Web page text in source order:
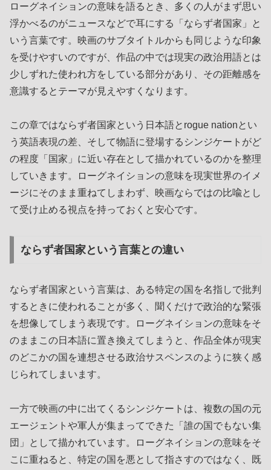
ローグネイションの意味を語るとき、多くの人がまず思い
浮かべるのがニュースなどで耳にする「ならず者国家」と
いう言葉です。映画のサブタイトルからも同じような印象
を受けやすいのですが、作品の中では現実の政治用語とは
少しずれた使われ方をしている部分があり、その距離感を
意識するとテーマが見えやすくなります。
この章ではならず者国家という日本語とrogue nationとい
う英語表現の差、そして物語に登場するシンジケートがど
の程度「国家」に近い存在として描かれているのかを整理
していきます。ローグネイションの意味を現実世界のイメ
ージにそのまま重ねてしまわず、映画ならではの比喩とし
て受け止める視点を持っておくと安心です。
ならず者国家という言葉との違い
ならず者国家という言葉は、ある特定の国を名指しで批判
するときに使われることが多く、聞くだけで政治的な緊張
を想像してしまう表現です。ローグネイションの意味をそ
のままこの日本語に置き換えてしまうと、作品全体が現実
のどこかの国を連想させる政治サスペンスのように狭く感
じられてしまいます。
一方で映画の中に出てくるシンジケートは、複数の国の元
エージェントや軍人が集まってできた「誰の国でもない集
団」として描かれています。ローグネイションの意味をそ
こに重ねると、特定の国を悪として指さすのではなく、既